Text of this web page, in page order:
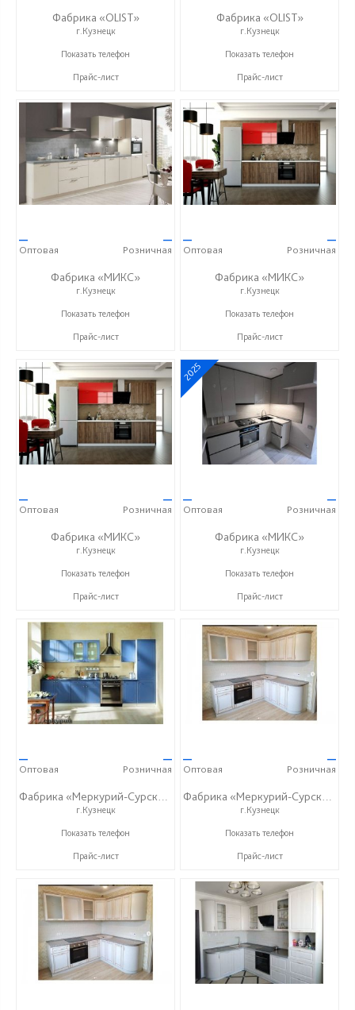
Фабрика «OLIST»
г.Кузнецк
+7 937 412 77 79
Показать телефон
Прайс-лист
Фабрика «OLIST»
г.Кузнецк
+7 937 412 77 79
Показать телефон
Прайс-лист
—
Оптовая
—
Розничная
Фабрика «МИКС»
г.Кузнецк
+7 (937) 423-36-37
Показать телефон
Прайс-лист
—
Оптовая
—
Розничная
Фабрика «МИКС»
г.Кузнецк
+7 (937) 423-36-37
Показать телефон
Прайс-лист
—
Оптовая
—
Розничная
Фабрика «МИКС»
г.Кузнецк
+7 (937) 423-36-37
Показать телефон
Прайс-лист
2025
—
Оптовая
—
Розничная
Фабрика «МИКС»
г.Кузнецк
+7 (937) 423-36-37
Показать телефон
Прайс-лист
—
Оптовая
—
Розничная
Фабрика «Меркурий-Сурский»
г.Кузнецк
+7 (8415) 73-05-06
Показать телефон
Прайс-лист
—
Оптовая
—
Розничная
Фабрика «Меркурий-Сурский»
г.Кузнецк
+7 (8415) 73-05-06
Показать телефон
Прайс-лист